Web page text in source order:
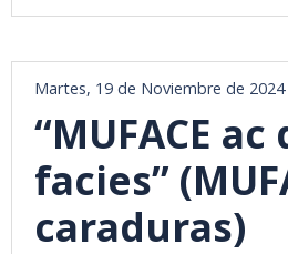
Martes, 19 de Noviembre de 2024
“MUFACE
facies”
caraduras)